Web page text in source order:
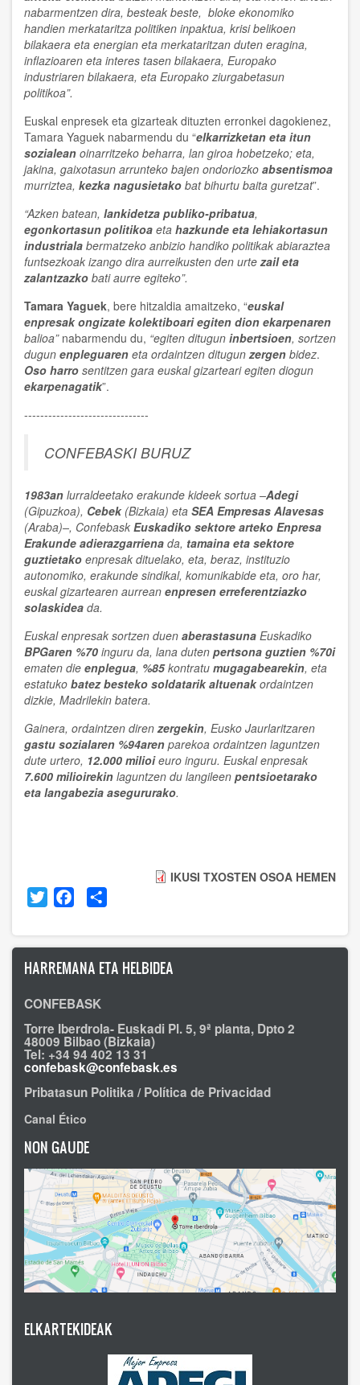
nabarmentzen dira, besteak beste, bloke ekonomiko
handien merkataritza politiken inpaktua, krisi belikoen
bilakaera eta energian eta merkataritzan duten eragina,
inflazioaren eta interes tasen bilakaera, Europako
industriaren bilakaera, eta Europako ziurgabetasun
politikoa”.
Euskal enpresek eta gizarteak dituzten erronkei dagokienez,
Tamara Yaguek nabarmendu du “elkarrizketan eta itun
sozialean oinarritzeko beharra, lan giroa hobetzeko; eta,
jakina, gaixotasun arrunteko bajen ondoriozko absentismoa
murriztea, kezka nagusietako bat bihurtu baita guretzat”.
“Azken batean, lankidetza publiko-pribatua,
egonkortasun politikoa eta hazkunde eta lehiakortasun
industriala bermatzeko anbizio handiko politikak abiaraztea
funtsezkoak izango dira aurreikusten den urte zail eta
zalantzazko bati aurre egiteko”.
Tamara Yaguek, bere hitzaldia amaitzeko, “euskal
enpresak ongizate kolektiboari egiten dion ekarpenaren
balioa” nabarmendu du, “egiten ditugun inbertsioen, sortzen
dugun enpleguaren eta ordaintzen ditugun zergen bidez.
Oso harro sentitzen gara euskal gizarteari egiten diogun
ekarpenagatik”.
-------------------------------
CONFEBASKI BURUZ
1983an lurraldeetako erakunde kideek sortua –Adegi
(Gipuzkoa), Cebek(Bizkaia) eta SEA Empresas Alavesas
(Araba)–, Confebask Euskadiko sektore arteko Enpresa
Erakunde adierazgarriena da, tamaina eta sektore
guztietako enpresak dituelako, eta, beraz, instituzio
autonomiko, erakunde sindikal, komunikabide eta, oro har,
euskal gizartearen aurrean enpresen erreferentziazko
solaskidea da.
Euskal enpresak sortzen duen aberastasuna Euskadiko
BPGaren %70 inguru da, lana duten pertsona guztien %70i
ematen die enplegua, %85kontratu mugagabearekin, eta
estatuko batez besteko soldatarik altuenakordaintzen
dizkie, Madrilekin batera.
Gainera, ordaintzen diren zergekin, Eusko Jaurlaritzaren
gastu sozialaren %94aren parekoa ordaintzen laguntzen
dute urtero, 12.000 milioieuro inguru. Euskal enpresak
7.600 milioirekin laguntzen du langileen pentsioetarako
eta langabezia asegururako.
IKUSI TXOSTEN OSOA HEMEN
Twitter Facebook
HARREMANA ETA HELBIDEA
CONFEBASK
Torre Iberdrola- Euskadi Pl. 5, 9ª planta, Dpto 2
48009 Bilbao (Bizkaia)
Tel: +34 94 402 13 31
confebask@confebask.es
Pribatasun Politika / Política de Privacidad
Canal Ético
NON GAUDE
ELKARTEKIDEAK